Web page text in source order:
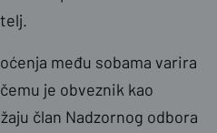
među sobama varira
je obveznik kao
član Nadzornog odbora